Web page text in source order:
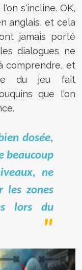
s'incline. OK,
anglais, et cela
jamais porté
dialogues ne
comprendre, et
du jeu fait
que l'on
dosée,
beaucoup
ne
les zones
lors du